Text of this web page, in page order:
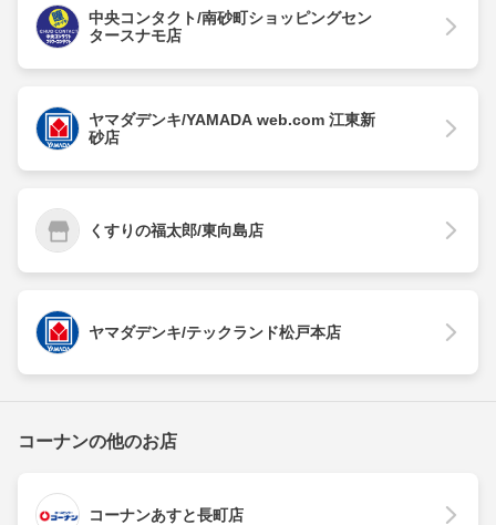
中央コンタクト/南砂町ショッピングセン
タースナモ店
ヤマダデンキ/YAMADA web.com 江東新
砂店
くすりの福太郎/東向島店
ヤマダデンキ/テックランド松戸本店
コーナンの他のお店
コーナンあすと長町店